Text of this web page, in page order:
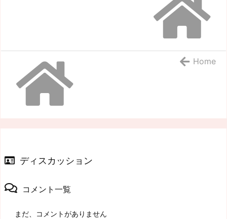
Home
ディスカッション
コメント一覧
まだ、コメントがありません